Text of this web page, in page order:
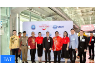
TAT